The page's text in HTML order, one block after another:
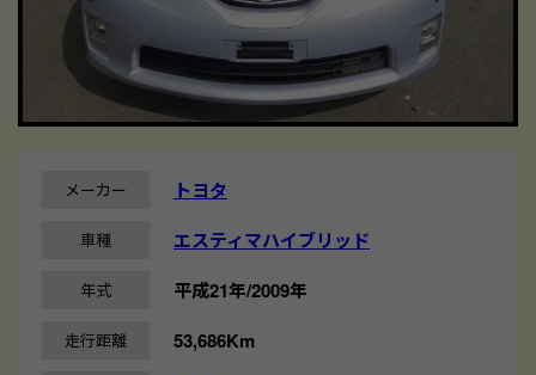
メーカー トヨタ
車種 エスティマハイブリッド
年式 平成21年/2009年
走行距離 53,686Km